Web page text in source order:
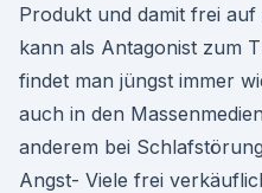
Produkt und damit frei
kann als Antagonist zum
findet man jüngst immer
auch in den
anderem bei
Angst- Viele frei